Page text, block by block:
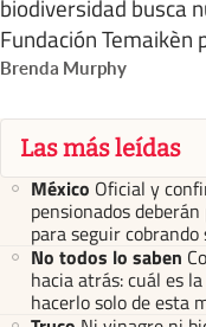
biodiversidad busca
Fundación
Brenda Murphy
Las más leídas
México Oficial y
pensionados
para seguir
No todos lo saben
hacia atrás: cuál es
hacerlo solo de esta